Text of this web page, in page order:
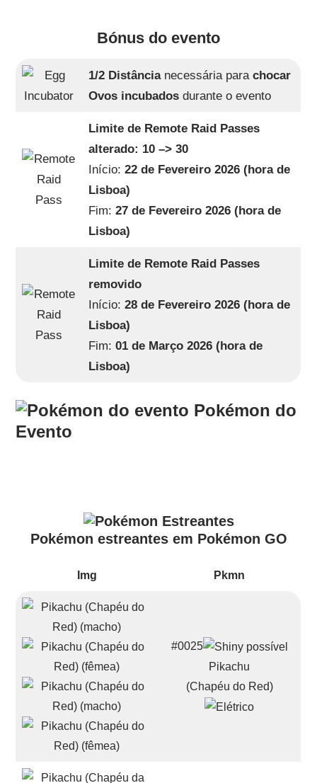
Bónus do evento
1/2 Distâncianecessária parachocar
Ovos incubados durante o evento
Limite de Remote Raid Passes
alterado: 10 –> 30
Início:22 de Fevereiro 2026 (hora de
Lisboa)
Fim:27 de Fevereiro 2026 (hora de
Lisboa)
Limite de Remote Raid Passes
removido
Início:28 de Fevereiro 2026 (hora de
Lisboa)
Fim:01 de Março 2026 (hora de
Lisboa)
Pokémon do
Evento
Pokémon estreantes em Pokémon GO
Img Pkmn
#0025
Pikachu
(Chapéu do Red)